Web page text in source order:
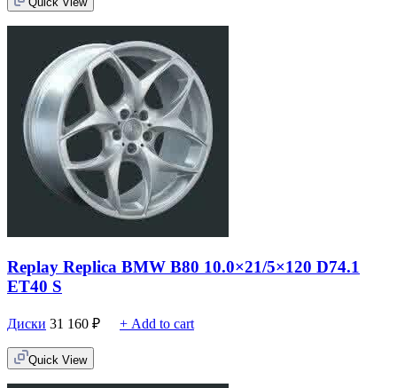
Replay Replica BMW B80 10.0×21/5×120 D74.1
ET40 S
Диски 31 160 ₽ + Add to cart
Quick View